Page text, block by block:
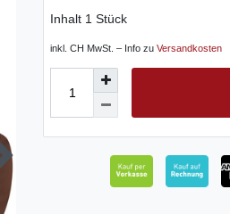
Inhalt 1 Stück
inkl. CH MwSt. – Info zu Versandkosten